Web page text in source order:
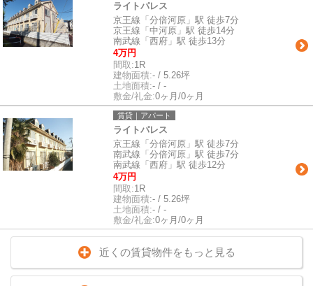
ライトパレス
京王線「分倍河原」駅 徒歩7分
京王線「中河原」駅 徒歩14分
南武線「西府」駅 徒歩13分
4万円
間取:1R
建物面積:- / 5.26坪
土地面積:- / -
敷金/礼金:0ヶ月/0ヶ月
賃貸｜アパート
ライトパレス
京王線「分倍河原」駅 徒歩7分
南武線「分倍河原」駅 徒歩7分
南武線「西府」駅 徒歩12分
4万円
間取:1R
建物面積:- / 5.26坪
土地面積:- / -
敷金/礼金:0ヶ月/0ヶ月
近くの賃貸物件をもっと見る